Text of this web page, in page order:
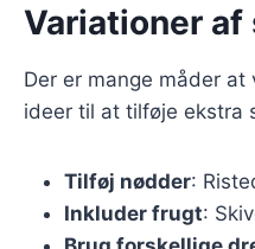
Variationer af
Der er mange måder
ideer til at tilføje ekstra
Tilføj nødder:
Inkluder frugt: